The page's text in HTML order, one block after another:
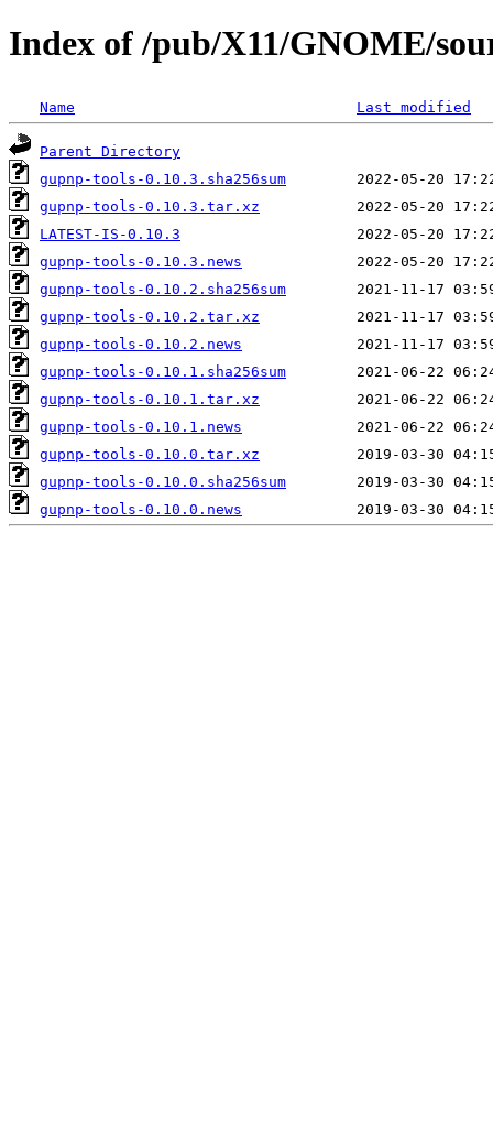
Index of /pub/X11/GNOME/
Name Last modified
Parent Directory
gupnp-tools-0.10.3.sha256sum
gupnp-tools-0.10.3.tar.xz
LATEST-IS-0.10.3
gupnp-tools-0.10.3.news
gupnp-tools-0.10.2.sha256sum
gupnp-tools-0.10.2.tar.xz
gupnp-tools-0.10.2.news
gupnp-tools-0.10.1.sha256sum
gupnp-tools-0.10.1.tar.xz
gupnp-tools-0.10.1.news
gupnp-tools-0.10.0.tar.xz
gupnp-tools-0.10.0.sha256sum
gupnp-tools-0.10.0.news